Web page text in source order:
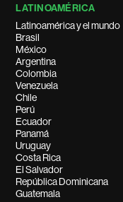
LATINOAMÉRICA
Latinoamérica y el mundo
Brasil
México
Argentina
Colombia
Venezuela
Chile
Perú
Ecuador
Panamá
Uruguay
Costa Rica
El Salvador
República Dominicana
Guatemala